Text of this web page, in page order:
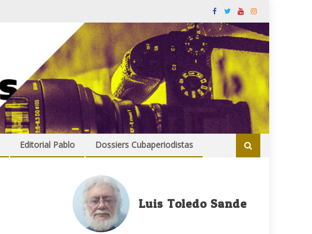
Editorial Pablo Dossiers Cubaperiodistas
Luis Toledo Sande